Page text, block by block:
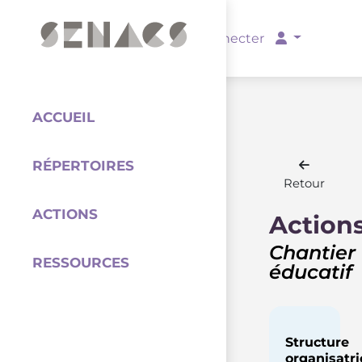
Se connecter
ACCUEIL
RÉPERTOIRES
ACTIONS
RESSOURCES
Retour
Chantier
éducatif
Structure